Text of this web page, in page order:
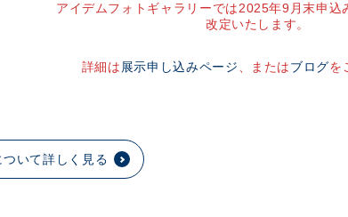
アイデムフォトギャラリーでは2025年9月末申込
改定いたします。
詳細は 展示申し込みページ 、またはブログを
ついて詳しく見る